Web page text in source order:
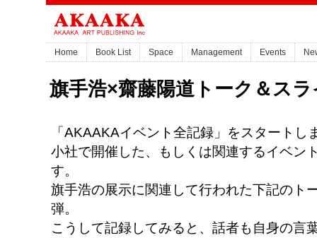
Home Book List Space Management Events
旗手浩×齋藤陽道トーク＆ス
「AKAAKAイベント全記録」をスタートし
小社で開催した、もしくは関連するイベン
す。
旗手浩の展示に関連して行われた下記のト
弾。
こうして記録してみると、話者も自身の言